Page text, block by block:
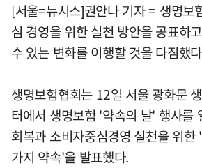
[서울=뉴시스]권안나 기자 = 생명보
심 경영을 위한 실천 방안을 공표하
수 있는 변화를 이행할 것을 다짐했
생명보험협회는 12일 서울 광화문
터에서 생명보험 '약속의 날' 행사를
회복과 소비자중심경영 실천을 위한
가지 약속'을 발표했다.